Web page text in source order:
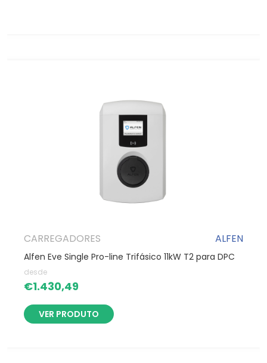
CARREGADORES ALFEN
Alfen Eve Single Pro-line Trifásico 11kW T2 para DPC
desde
€1.430,49
VER PRODUTO